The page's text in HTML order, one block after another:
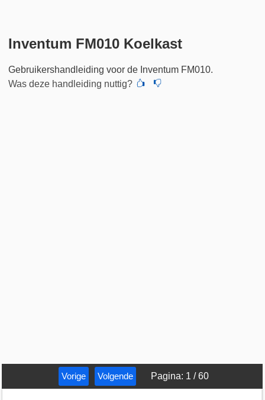
Inventum FM010 Koelkast
Gebruikershandleiding voor de Inventum FM010.
Was deze handleiding nuttig?
Vorige Volgende Pagina: 1 /60